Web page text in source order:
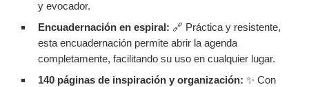
y evocador.
Encuadernación en espiral: 🔗 Práctica y resistente,
esta encuadernación permite abrir la agenda
completamente, facilitando su uso en cualquier lugar.
140 páginas de inspiración y organización: ✨ Con